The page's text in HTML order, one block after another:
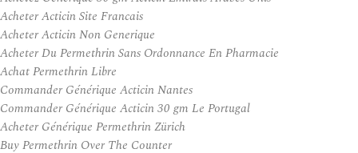
Acheter Acticin Site Francais
Acheter Acticin Non Generique
Acheter Du Permethrin Sans Ordonnance En Pharmacie
Achat Permethrin Libre
Commander Générique Acticin Nantes
Commander Générique Acticin 30 gm Le Portugal
Acheter Générique Permethrin Zürich
Buy Permethrin Over The Counter